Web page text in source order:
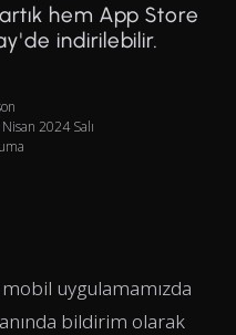
hem App Store
indirilebilir.
2024 Salı
uygulamamızda
bildirim olarak